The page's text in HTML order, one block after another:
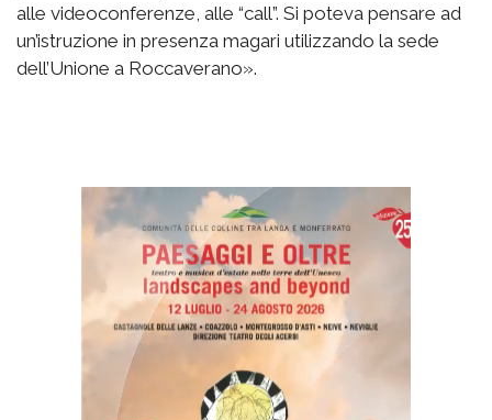
alle videoconferenze, alle “call”. Si poteva pensare ad
un’istruzione in presenza magari utilizzando la sede
dell’Unione a Roccaverano».